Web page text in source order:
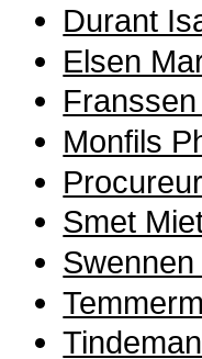
Durant
Elsen
Monfils
Smet